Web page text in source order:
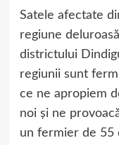
Satele afectate
regiune
districtului
regiunii sunt
ce ne apropiem
noi și ne
un fermier de 55